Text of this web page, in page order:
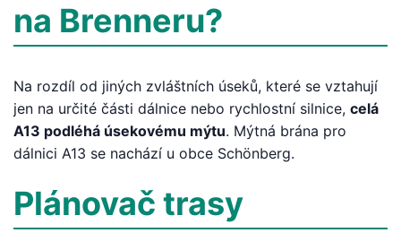
na Brenneru?
Na rozdíl od jiných zvláštních úseků, které se vztahují
jen na určité části dálnice nebo rychlostní silnice, celá
A13 podléhá úsekovému mýtu. Mýtná brána pro
dálnici A13 se nachází u obce Schönberg.
Plánovač trasy